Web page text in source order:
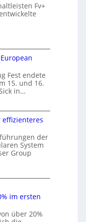
Fv+
Fest endete
15. und 16.
in…
der
System
Group
im ersten
über 20%